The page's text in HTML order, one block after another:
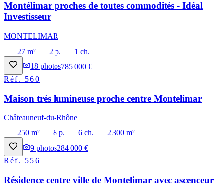
Montélimar proches de toutes commodités - Idéal
Investisseur
MONTELIMAR
27 m²
2 p.
1 ch.
18 photos785 000 €
Réf. 560
Maison trés lumineuse proche centre Montelimar
Châteauneuf-du-Rhône
250 m²
8 p. 6 ch.
2 300 m²
9 photos284 000 €
Réf. 556
Résidence centre ville de Montelimar avec ascenceur